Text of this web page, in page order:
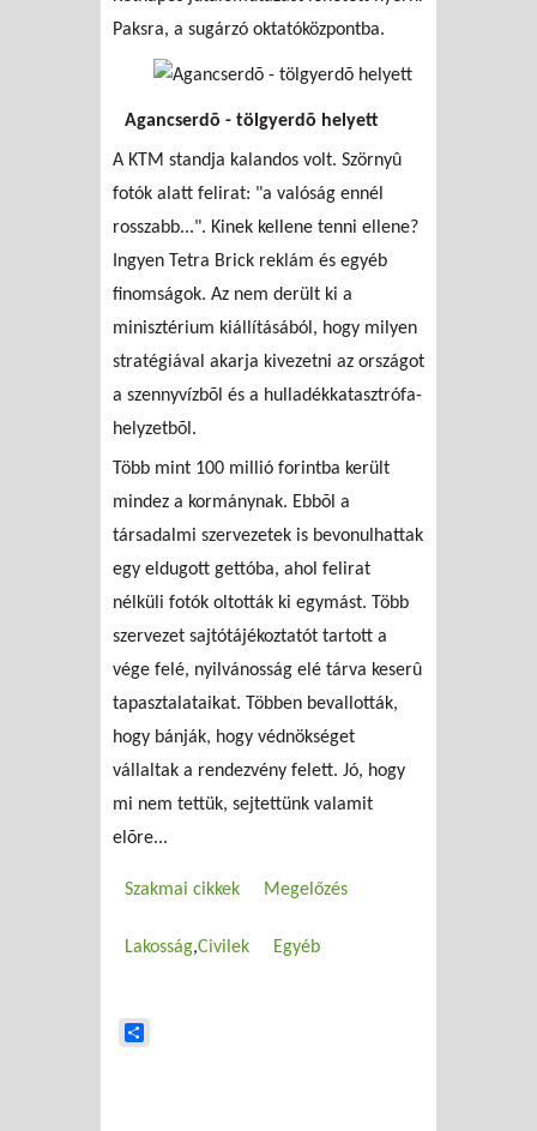
Paksra, a sugárzó oktatóközpontba.
Agancserdõ - tölgyerdõ helyett
A KTM standja kalandos volt. Szörnyû
fotók alatt felirat: "a valóság ennél
rosszabb...". Kinek kellene tenni ellene?
Ingyen Tetra Brick reklám és egyéb
finomságok. Az nem derült ki a
minisztérium kiállításából, hogy milyen
stratégiával akarja kivezetni az országot
a szennyvízbõl és a hulladékkatasztrófa-
helyzetbõl.
Több mint 100 millió forintba került
mindez a kormánynak. Ebbõl a
társadalmi szervezetek is bevonulhattak
egy eldugott gettóba, ahol felirat
nélküli fotók oltották ki egymást. Több
szervezet sajtótájékoztatót tartott a
vége felé, nyilvánosság elé tárva keserû
tapasztalataikat. Többen bevallották,
hogy bánják, hogy védnökséget
vállaltak a rendezvény felett. Jó, hogy
mi nem tettük, sejtettünk valamit
elõre...
Szakmai cikkek Megelőzés
Lakosság Civilek Egyéb